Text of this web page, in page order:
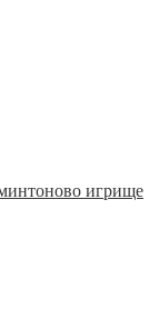
игрище